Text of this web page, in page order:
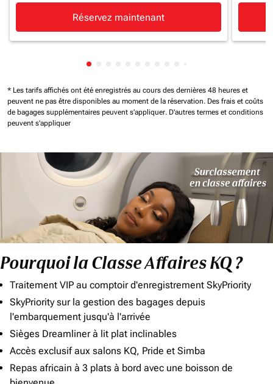
Réservez maintenant
Affichage de cmp-pagination-showing-
* Les tarifs affichés ont été enregistrés au cours des dernières 48 heures et
peuvent ne pas être disponibles au moment de la réservation. Des frais et coûts
de bagages supplémentaires peuvent s'appliquer. D'autres termes et conditions
peuvent s'appliquer
Pourquoi la Classe Affaires KQ ?
Traitement VIP au comptoir d'enregistrement SkyPriority
SkyPriority sur la gestion des bagages depuis
l'embarquement jusqu'à l'arrivée
Sièges Dreamliner à lit plat inclinables
Accès exclusif aux salons KQ, Pride et Simba
Repas africain à 3 plats à bord avec une boisson de